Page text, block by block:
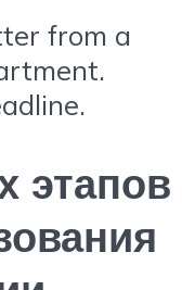
from a
этапов